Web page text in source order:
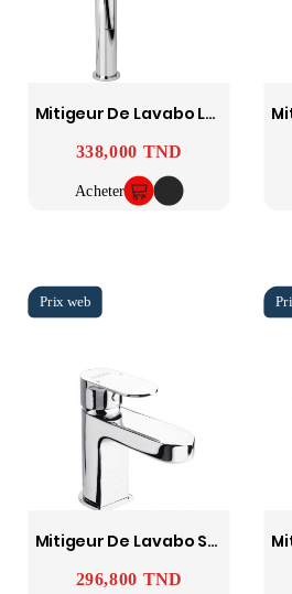
Mitigeur De Lavabo Long Nabeul SOPAL
Prix
338,000 TND
Acheter
Mitigeur De Lavabo Sfax SOPAL
Prix
296,800 TND